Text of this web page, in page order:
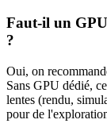
Faut-il un
?
Oui, on
Sans GPU dédié,
lentes (rendu,
pour de